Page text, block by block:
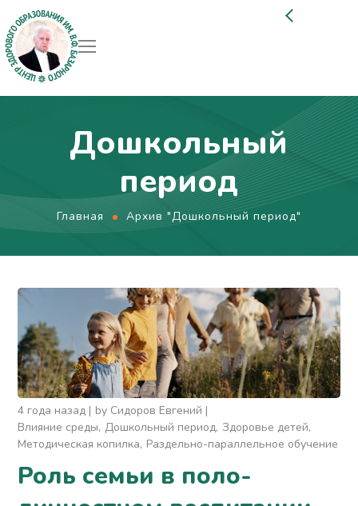
Дошкольный
период
Главная Архив "Дошкольный период"
4 года назад by Сидоров Евгений
Влияние среды Дошкольный период Здоровье детей
Методическая копилка Раздельно-параллельное обучение
Роль семьи в поло-